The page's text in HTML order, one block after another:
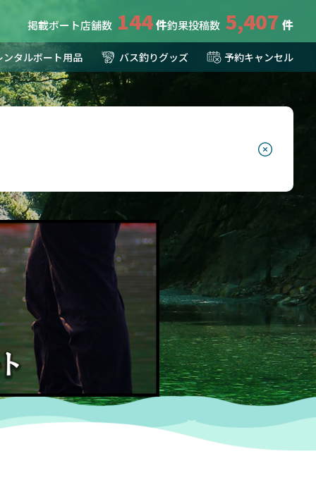
掲載ボート店舗数 144 釣果投稿数 5,407
ンタルボート用品 バス釣りグッズ 予約キャンセル